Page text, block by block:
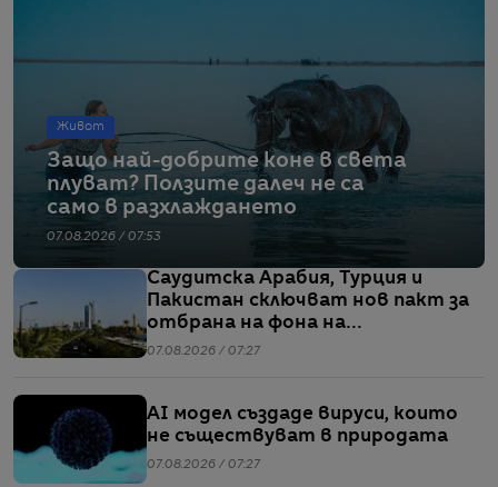
Живот
Защо най-добрите коне в света
плуват? Ползите далеч не са
само в разхлаждането
07.08.2026 / 07:53
Саудитска Арабия, Турция и
Пакистан сключват нов пакт за
отбрана на фона на
напрежението между САЩ и Иран
07.08.2026 / 07:27
AI модел създаде вируси, които
не съществуват в природата
07.08.2026 / 07:27